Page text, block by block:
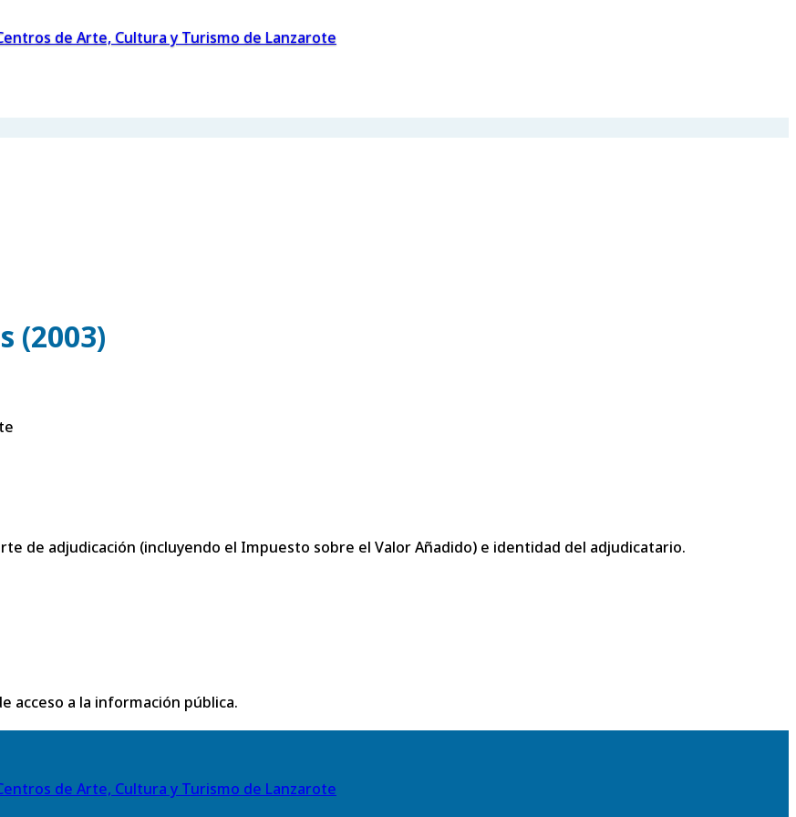
de Arte, Cultura y Turismo de Lanzarote
(2003)
de adjudicación (incluyendo el Impuesto sobre el Valor Añadido) e identidad del adjudicatario.
acceso a la información pública.
de Arte, Cultura y Turismo de Lanzarote